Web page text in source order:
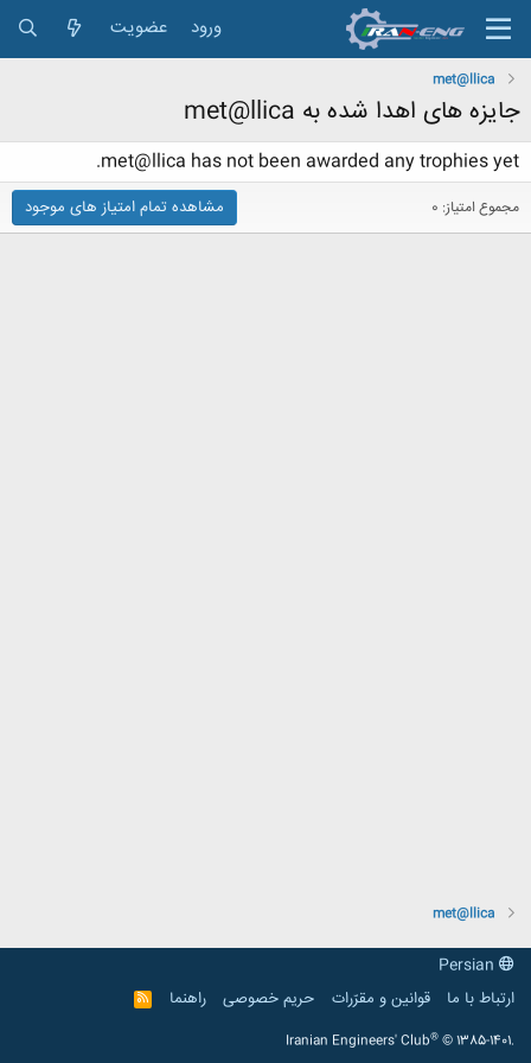
ورود عضویت
met@llica
جایزه های اهدا شده به met@llica
met@llica has not been awarded any trophies yet.
مجموع امتیاز: 0 مشاهده تمام امتیاز های موجود
met@llica
ارتباط با ما
قوانین و مقرّرات حریم خصوصی راهنما
R
S
Iranian Engineers' Club® © 1385-1401.